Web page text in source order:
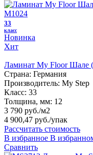
33
класс
Новинка
Хит
Ламинат My Floor Шале
Страна: Германия
Производитель: My Step
Класс: 33
Толщина, мм: 12
3 790 руб./м2
4 900,47 руб./упак
Рассчитать стоимость
В избранное В
Сравнить